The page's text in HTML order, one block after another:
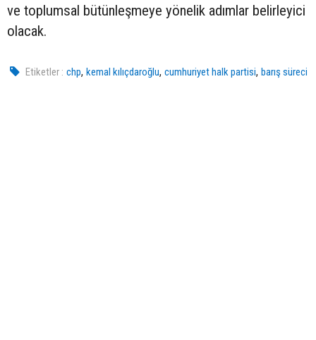
ve toplumsal bütünleşmeye yönelik adımlar belirleyici
olacak.
Etiketler : chp,kemal kılıçdaroğlu,cumhuriyet halk partisi,barış süreci